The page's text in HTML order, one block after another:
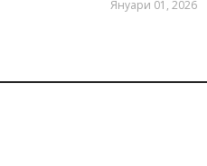
Януари 01, 2026